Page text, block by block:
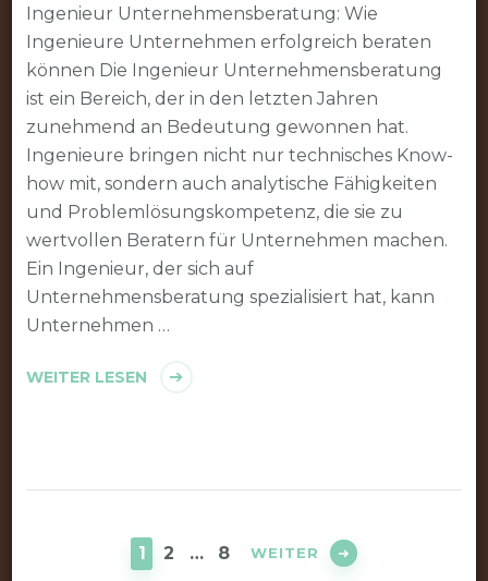
Ingenieur Unternehmensberatung: Wie
Ingenieure Unternehmen erfolgreich beraten
können Die Ingenieur Unternehmensberatung
ist ein Bereich, der in den letzten Jahren
zunehmend an Bedeutung gewonnen hat.
Ingenieure bringen nicht nur technisches Know-
how mit, sondern auch analytische Fähigkeiten
und Problemlösungskompetenz, die sie zu
wertvollen Beratern für Unternehmen machen.
Ein Ingenieur, der sich auf
Unternehmensberatung spezialisiert hat, kann
Unternehmen …
WEITER LESEN
SEITE
1 SEITE
2 … SEITE
8 WEITER